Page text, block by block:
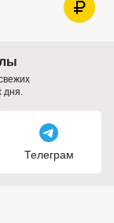
дня.
Телеграм